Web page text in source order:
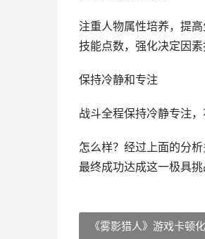
注重人物属性培养，提
技能点数，强化决定因素
保持冷静和专注
战斗全程保持冷静专注
怎么样？经过上面的分
最终成功达成这一极具
《雾影猎人》游戏卡顿